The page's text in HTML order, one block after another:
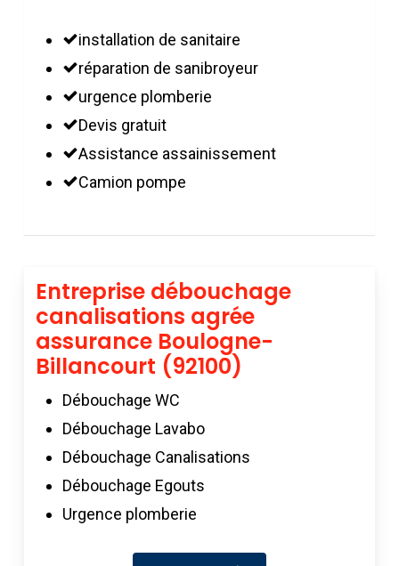
installation de sanitaire
réparation de sanibroyeur
urgence plomberie
Devis gratuit
Assistance assainissement
Camion pompe
Entreprise débouchage
canalisations agrée
assurance Boulogne-
Billancourt (92100)
Débouchage WC
Débouchage Lavabo
Débouchage Canalisations
Débouchage Egouts
Urgence plomberie